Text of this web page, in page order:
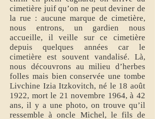
cimetière juif qu’on ne peut deviner de
la rue : aucune marque de cimetière,
nous entrons, un gardien nous
accueille, il veille sur ce cimetière
depuis quelques années car le
cimetière est souvent vandalisé. Là,
nous découvrons au milieu d’herbes
folles mais bien conservée une tombe
Livchine Izia Itzkovitch, né le 18 août
1922, mort le 21 novembre 1964, à 42
ans, il y a une photo, on trouve qu’il
ressemble à oncle Michel, le fils de